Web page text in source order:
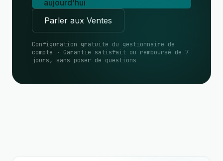
aujourd'hui
Parler aux Ventes
Configuration gratuite du gestionnaire de
compte · Garantie satisfait ou remboursé de 7
jours, sans poser de questions